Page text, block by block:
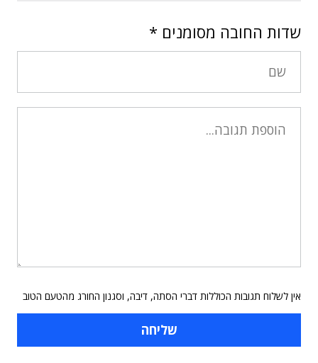
שדות החובה מסומנים *
אין לשלוח תגובות הכוללות דברי הסתה, דיבה, וסגנון החורג מהטעם הטוב